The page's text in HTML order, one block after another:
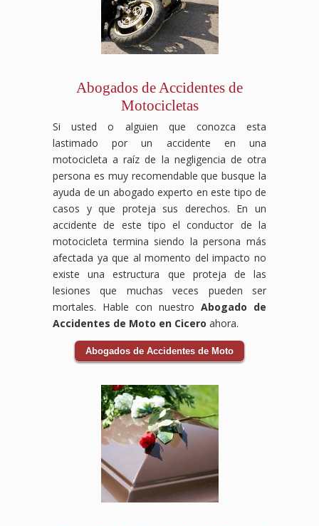
Abogados de Accidentes de
Motocicletas
Si usted o alguien que conozca esta
lastimado por un accidente en una
motocicleta a raíz de la negligencia de otra
persona es muy recomendable que busque la
ayuda de un abogado experto en este tipo de
casos y que proteja sus derechos. En un
accidente de este tipo el conductor de la
motocicleta termina siendo la persona más
afectada ya que al momento del impacto no
existe una estructura que proteja de las
lesiones que muchas veces pueden ser
mortales. Hable con nuestro Abogado de
Accidentes de Moto en Cicero ahora.
Abogados de Accidentes de Moto